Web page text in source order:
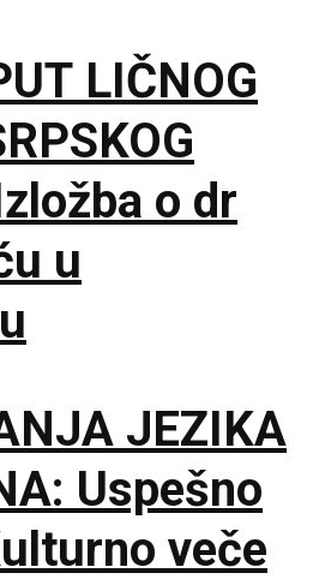
LIČNOG
o dr
u
JEZIKA
Uspešno
veče